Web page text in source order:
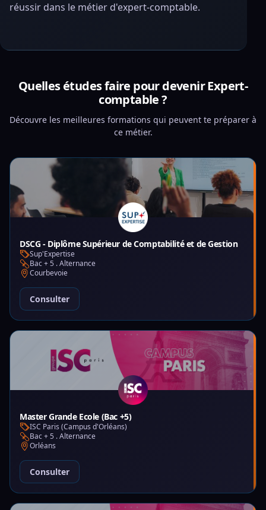
réussir dans le métier d'expert-comptable.
Quelles études faire pour devenir Expert-
comptable ?
Découvre les meilleures formations qui peuvent te préparer à
ce métier.
DSCG - Diplôme Supérieur de Comptabilité et de Gestion
Sup'Expertise
Bac + 5 . Alternance
Courbevoie
Consulter
Master Grande Ecole (Bac +5)
ISC Paris (Campus d'Orléans)
Bac + 5 . Alternance
Orléans
Consulter